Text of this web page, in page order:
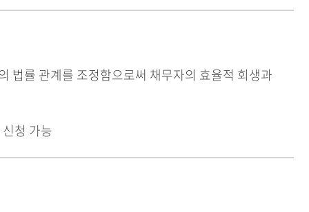
법률 관계를 조정함으로써 채무자의 효율적 회생과
청 가능